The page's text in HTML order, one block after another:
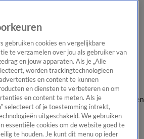
Uitzendingen Onze gezichten
In de
Uitzending
vragenKijkersvraag insturen
gebruiken cookies en vergelijkbare
te verzamelen over jou als gebruiker van
en jouw apparaten. Als je „Alle
worden trackingtechnologieën
en content te kunnen
en diensten te verbeteren en om
en content te meten. Als je
selecteert of je toestemming intrekt,
uitgeschakeld. We gebruiken
essentiële cookies om de website goed te
te houden. Je kunt dit menu op ieder